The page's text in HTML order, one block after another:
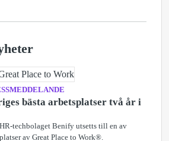
bästa arbetsplatser två år i
techbolaget Benify utsetts till en av
av Great Place to Work®.